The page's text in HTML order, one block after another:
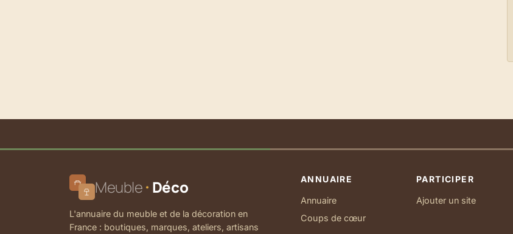
Meuble Déco
L'annuaire du meuble et de la décoration en
France : boutiques, marques, ateliers, artisans
ANNUAIRE
Annuaire
Coups de cœur
PARTICIPER
Ajouter un site